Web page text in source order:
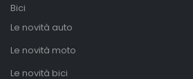
Bici
Le novità auto
Le novità moto
Le novità bici